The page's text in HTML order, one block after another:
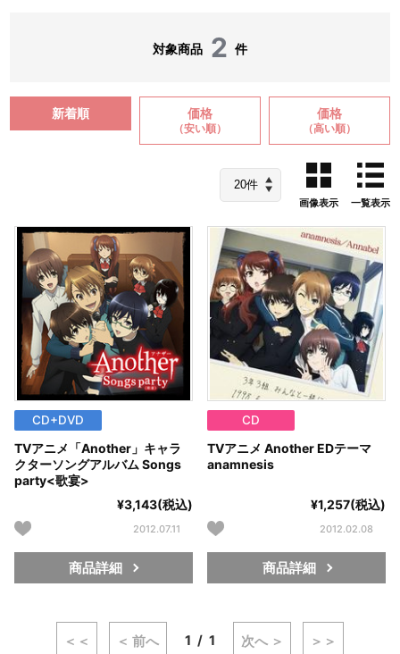
対象商品 2 件
新着順 価格
（安い順）
価格
（高い順）
画像表示 一覧表示
CD+DVD
TVアニメ「Another」キャラ
クターソングアルバム Songs
party<歌宴>
¥3,143(税込)
2012.07.11
商品詳細
CD
TVアニメ Another EDテーマ
anamnesis
¥1,257(税込)
2012.02.08
商品詳細
＜＜ ＜ 前へ 1 1 次へ ＞ ＞＞